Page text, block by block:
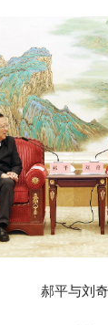
郝平与刘